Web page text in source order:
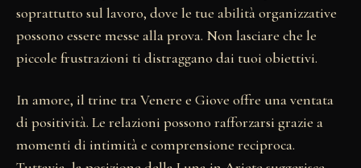
soprattutto sul lavoro, dove le tue abilità organizzative
possono essere messe alla prova. Non lasciare che le
piccole frustrazioni ti distraggano dai tuoi obiettivi.
In amore, il trine tra Venere e Giove offre una ventata
di positività. Le relazioni possono rafforzarsi grazie a
momenti di intimità e comprensione reciproca.